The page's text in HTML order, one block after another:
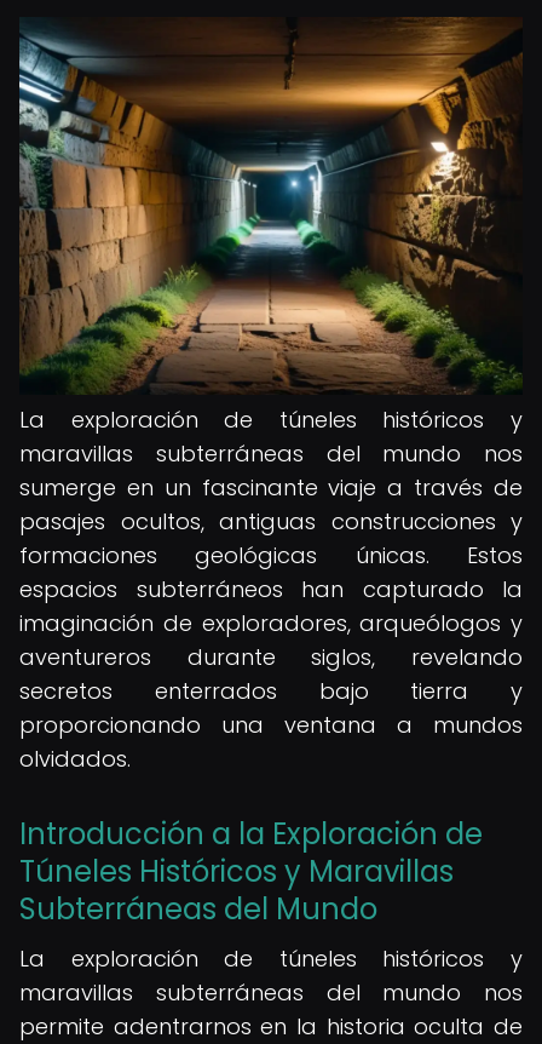
La exploración de túneles históricos y
maravillas subterráneas del mundo nos
sumerge en un fascinante viaje a través de
pasajes ocultos, antiguas construcciones y
formaciones geológicas únicas. Estos
espacios subterráneos han capturado la
imaginación de exploradores, arqueólogos y
aventureros durante siglos, revelando
secretos enterrados bajo tierra y
proporcionando una ventana a mundos
olvidados.
Introducción a la Exploración de
Túneles Históricos y Maravillas
Subterráneas del Mundo
La exploración de túneles históricos y
maravillas subterráneas del mundo nos
permite adentrarnos en la historia oculta de